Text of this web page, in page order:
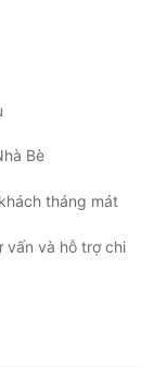
Bè
tháng mát
vấn và hỗ trợ chi